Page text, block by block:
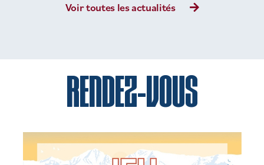
Voir toutes les actualités
RENDEZ-VOUS